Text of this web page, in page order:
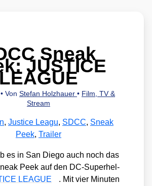
Sneak
JUSTICE
• Von Stefan Holzhauer • Film, TV &
Stream
, Justice Leagu, SDCC, Sneak
Peek, Trailer
es in San Die­go auch noch das
Peek auf den DC-Super­hel­
LEAGUE
. Mit vier Minu­ten